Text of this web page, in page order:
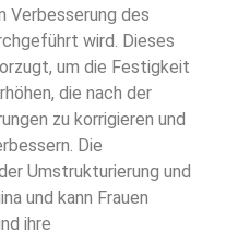
Verbesserung des
wird. Dieses
um die Festigkeit
die nach der
zu korrigieren und
Die
Umstrukturierung und
und kann Frauen
ihre